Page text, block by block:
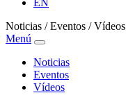
Noticias / Eventos / Vídeos
Menú
Noticias
Eventos
Vídeos